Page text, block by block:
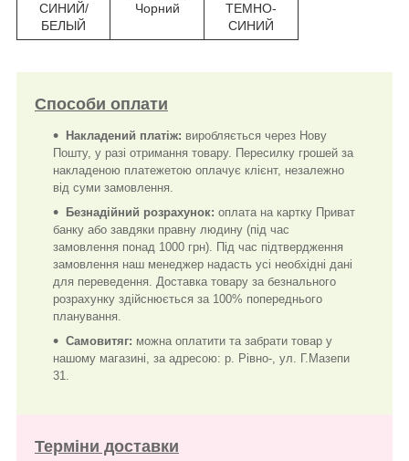
СИНИЙ/
БЕЛЫЙ
Чорний
ТЕМНО-
СИНИЙ
Способи оплати
Накладений платіж: виробляється через Нову
Пошту, у разі отримання товару. Пересилку грошей за
накладеною платежетою оплачує клієнт, незалежно
від суми замовлення.
Безнадійний розрахунок: оплата на картку Приват
банку або завдяки правну людину (під час
замовлення понад 1000 грн). Під час підтвердження
замовлення наш менеджер надасть усі необхідні дані
для переведення. Доставка товару за безнального
розрахунку здійснюється за 100% попереднього
планування.
Самовитяг: можна оплатити та забрати товар у
нашому магазині, за адресою: р. Рівно-, ул. Г.Мазепи
31.
Терміни доставки